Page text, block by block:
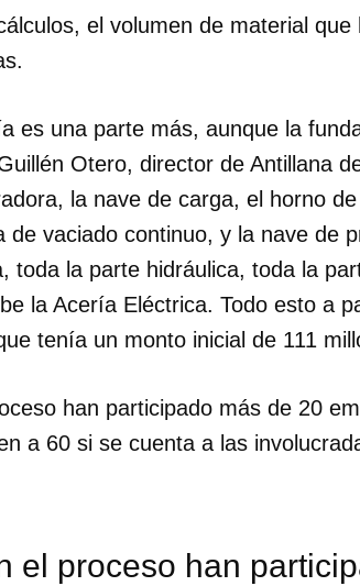
el volumen de material
es una parte más, aunque la
Otero, director de Antillana
la nave de carga, el horno
de vaciado continuo, y la nave de
toda la parte hidráulica, toda la
la Acería Eléctrica. Todo esto a
tenía un monto inicial de 111
han participado más de 20
a 60 si se cuenta a las
el proceso han